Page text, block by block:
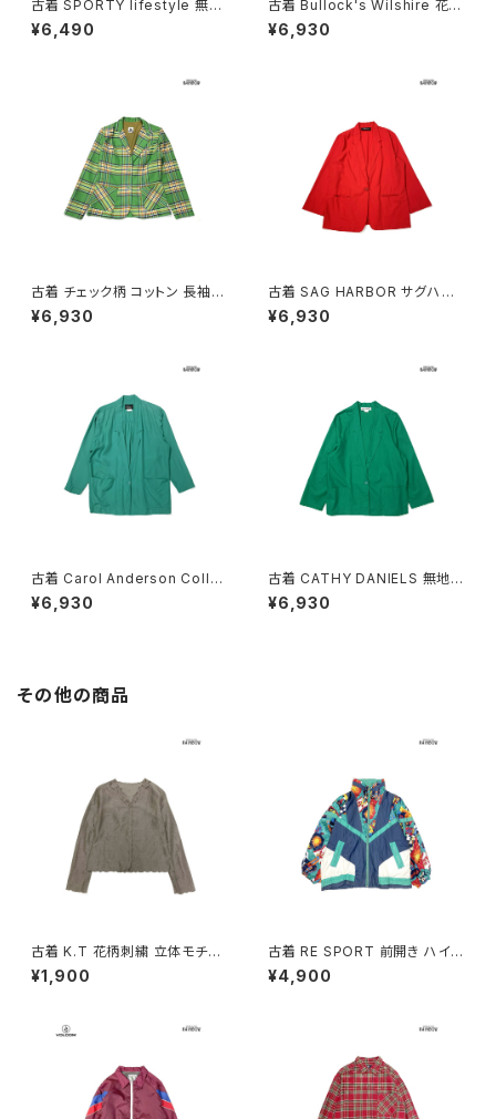
古着 SPORTY lifestyle 無地
長袖 アウター ライトジャケット
紺 (ttu2602019)
¥6,490
古着 Bullock's Wilshire 花柄
コットン 長袖 アウター ライトジ
ャケット オレンジ (ttu260603
¥6,930
古着 チェック柄 コットン 長袖
アウター テーラード ジャケット
緑 (ttu2603128)
¥6,930
古着 SAG HARBOR サグハー
バー 無地 コットン 長袖 アウタ
ー テーラードジャケット 赤 (ttu
¥6,930
古着 Carol Anderson Colle
ction キャロルアンダーソンコ
レクション アメリカ製 無地 長袖
¥6,930
古着 CATHY DANIELS 無地
コットン100％ 長袖 アウター テ
ーラードジャケット 緑 (ttu260
¥6,930
その他の商品
古着 K.T 花柄刺繍 立体モチー
フ 前開き 無地 リネン 長袖 ブラ
ウス こげ茶 (ttu2509069)
¥1,900
古着 RE SPORT 前開き ハイ
ネック 総柄 ナイロン 長袖 アウ
ター ヘビージャケット 緑 紺 (tt
¥4,900